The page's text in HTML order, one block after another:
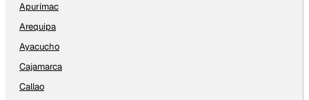
Apurímac
Arequipa
Ayacucho
Cajamarca
Callao